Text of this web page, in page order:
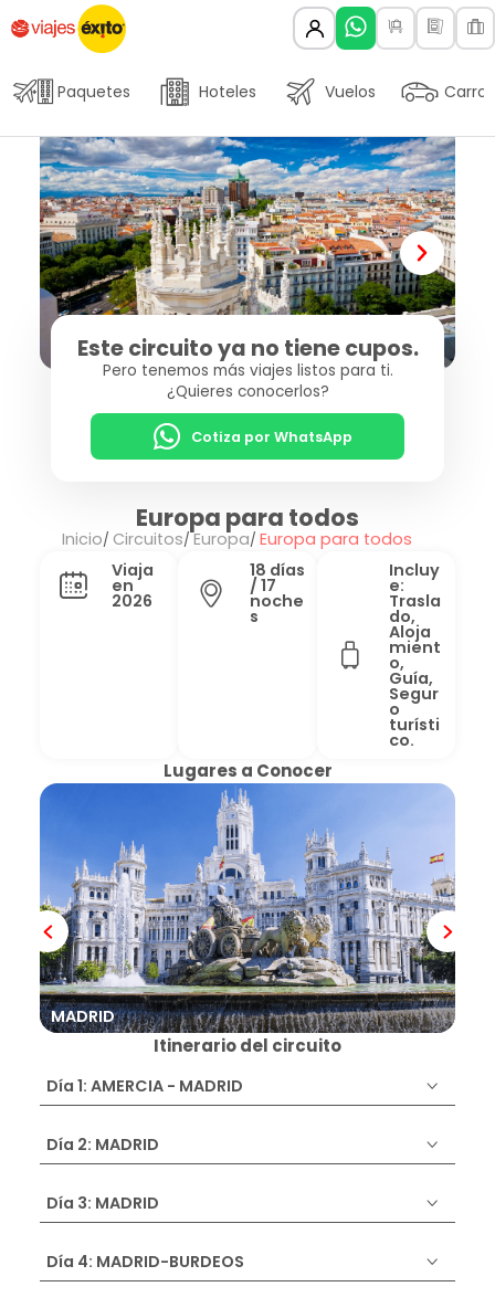
Paquetes Hoteles Vuelos Carros
Este circuito ya no tiene cupos.
Pero tenemos más viajes listos para ti.
¿Quieres conocerlos?
Cotiza por WhatsApp
Europa para todos
Inicio Circuitos Europa Europa para todos
Viaja
en
2026
18 días
/ 17
noche
s
Incluy
e:
Trasla
do,
Aloja
mient
o,
Guía,
Segur
o
turísti
co.
Lugares a Conocer
MADRID
Itinerario del circuito
Día 1: AMERCIA - MADRID
Día 2: MADRID
Día 3: MADRID
Día 4: MADRID-BURDEOS